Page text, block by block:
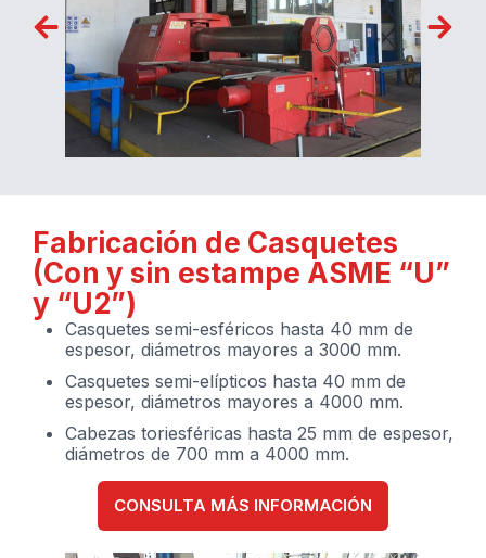
Fabricación de Casquetes
(Con y sin estampe ASME “U”
y “U2”)
Casquetes semi-esféricos hasta 40 mm de
espesor, diámetros mayores a 3000 mm.
Casquetes semi-elípticos hasta 40 mm de
espesor, diámetros mayores a 4000 mm.
Cabezas toriesféricas hasta 25 mm de espesor,
diámetros de 700 mm a 4000 mm.
CONSULTA MÁS INFORMACIÓN